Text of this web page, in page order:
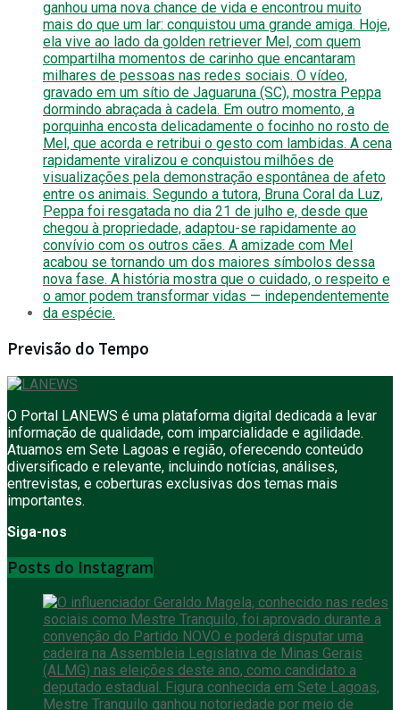
Previsão do Tempo
O Portal LANEWS é uma plataforma digital dedicada a levar
informação de qualidade, com imparcialidade e agilidade.
Atuamos em Sete Lagoas e região, oferecendo conteúdo
diversificado e relevante, incluindo notícias, análises,
entrevistas, e coberturas exclusivas dos temas mais
importantes.
Siga-nos
Posts do Instagram